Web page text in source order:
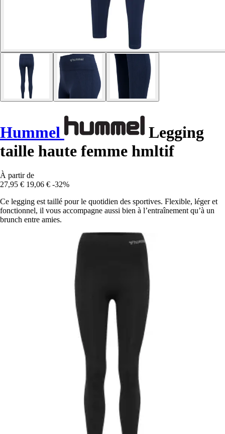
Hummel
Legging
taille haute femme hmltif
À partir de
27,95 € 19,06 € -32%
Ce legging est taillé pour le quotidien des sportives. Flexible, léger et
fonctionnel, il vous accompagne aussi bien à l’entraînement qu’à un
brunch entre amies.